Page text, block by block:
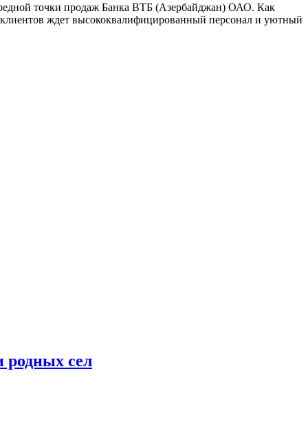
точки продаж Банка ВТБ (Азербайджан) ОАО. Как
ждет высококвалифицированный персонал и уютный
родных сел